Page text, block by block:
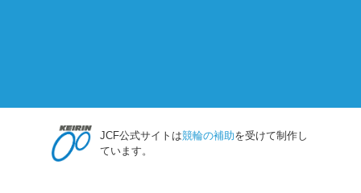
JCF公式サイトは競輪の補助を受けて制作し
ています。